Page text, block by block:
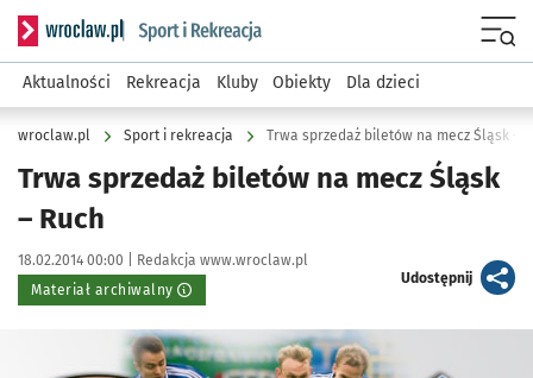
Serwis informacyjny wroclaw.pl podserwis: Sport i rekreacja
Aktualności Rekreacja Kluby Obiekty Dla dzieci
wroclaw.pl Sport i rekreacja Trwa sprzedaż biletów na mecz Śląsk –
Trwa sprzedaż biletów na mecz Śląsk
– Ruch
Data publikacji:
18.02.2014 00:00 | Autor:
Redakcja www.wroclaw.pl
Materiał archiwalny
Udostępnijartykuł
Kliknij, aby powiększyć